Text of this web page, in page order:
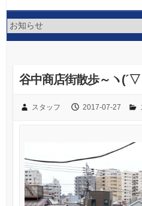
谷中商店街散歩～ヽ
スタッフ 2017-07-27